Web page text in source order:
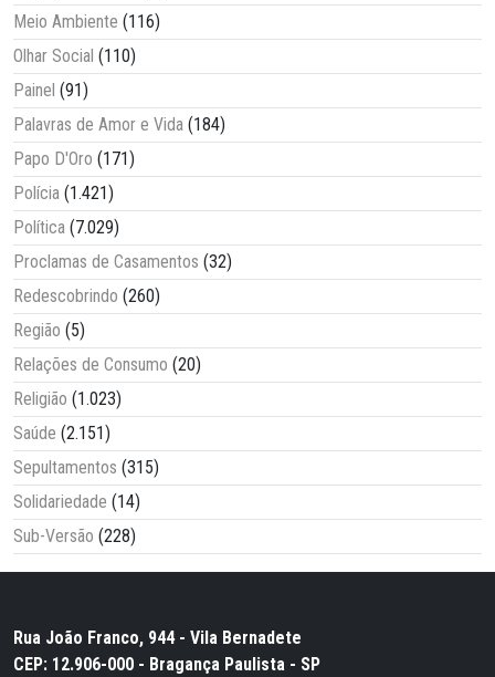
Meio Ambiente (116)
Olhar Social (110)
Painel (91)
Palavras de Amor e Vida (184)
Papo D'Oro (171)
Polícia (1.421)
Política (7.029)
Proclamas de Casamentos (32)
Redescobrindo (260)
Região (5)
Relações de Consumo (20)
Religião (1.023)
Saúde (2.151)
Sepultamentos (315)
Solidariedade (14)
Sub-Versão (228)
Rua João Franco, 944 - Vila Bernadete
CEP: 12.906-000 - Bragança Paulista - SP